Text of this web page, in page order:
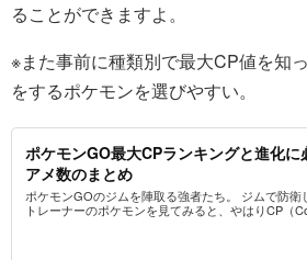
ることができますよ。
※また事前に種類別で最大CP値を知
をするポケモンを選びやすい。
ポケモンGO最大CPランキングと進化に
アメ数のまとめ
ポケモンGOのジムを陣取る強者たち。 ジムで防衛
トレーナーのポケモンを見てみると、やはりCP（